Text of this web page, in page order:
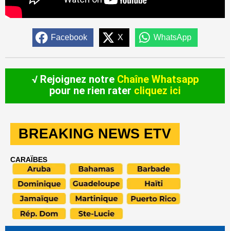
Facebook X WhatsApp
√ Rejoignez notre Chaîne Whatsapp
pour ne rien rater cliquez ici
BREAKING NEWS ETV
CARAÏBES